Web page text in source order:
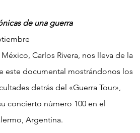
de una guerra
Carlos Rivera, nos lleva de la
este documental mostrándonos los
detrás del «Guerra Tour»,
concierto número 100 en el
Argentina.